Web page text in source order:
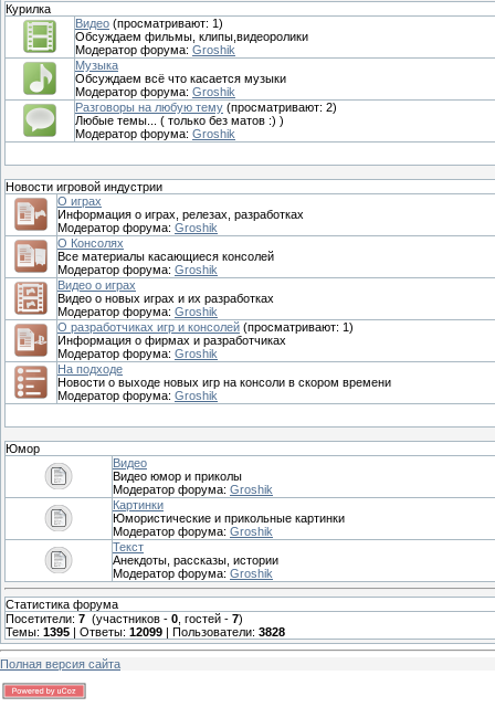
Курилка
Видео (просматривают: 1)
Обсуждаем фильмы, клипы,видеоролики
Модератор форума: Groshik
Музыка
Обсуждаем всё что касается музыки
Модератор форума: Groshik
Разговоры на любую тему (просматривают: 2)
Любые темы... ( только без матов :) )
Модератор форума: Groshik
Новости игровой индустрии
О играх
Информация о играх, релезах, разработках
Модератор форума: Groshik
О Консолях
Все материалы касающиеся консолей
Модератор форума: Groshik
Видео о играх
Видео о новых играх и их разработках
Модератор форума: Groshik
О разработчиках игр и консолей (просматривают: 1)
Информация о фирмах и разработчиках
Модератор форума: Groshik
На подходе
Новости о выходе новых игр на консоли в скором времени
Модератор форума: Groshik
Юмор
Видео
Видео юмор и приколы
Модератор форума: Groshik
Картинки
Юмористические и прикольные картинки
Модератор форума: Groshik
Текст
Анекдоты, рассказы, истории
Модератор форума: Groshik
Статистика форума
Посетители: 7 (участников - 0 , гостей - 7)
Темы: 1395 | Ответы: 12099 | Пользователи: 3828
Полная версия сайта